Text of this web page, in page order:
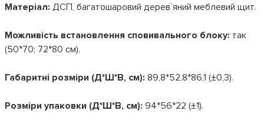
Матеріал: ДСП, багатошаровий дерев`яний меблевий щит.
Можливість встановлення сповивального блоку: так
(50*70; 72*80 см).
Габаритні розміри (Д*Ш*В, см): 89,8*52,8*86,1 (±0,3).
Розміри упаковки (Д*Ш*В, см): 94*56*22 (±1).